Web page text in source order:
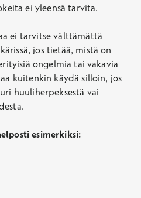
ei yleensä tarvita.
ei tarvitse välttämättä
jos tietää, mistä on
ongelmia tai vakavia
kuitenkin käydä silloin, jos
huuliherpeksestä vai
esimerkiksi: